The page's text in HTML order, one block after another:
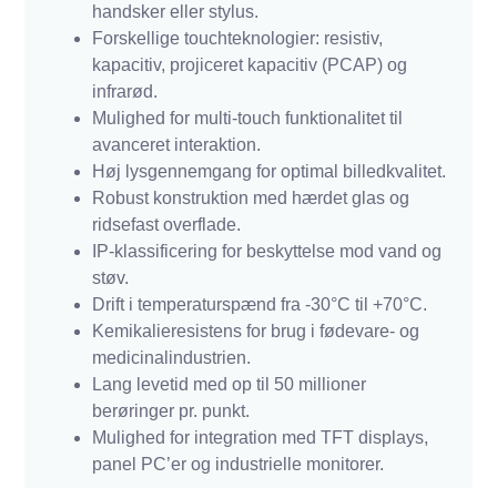
handsker eller stylus.
Forskellige touchteknologier: resistiv,
kapacitiv, projiceret kapacitiv (PCAP) og
infrarød.
Mulighed for multi-touch funktionalitet til
avanceret interaktion.
Høj lysgennemgang for optimal billedkvalitet.
Robust konstruktion med hærdet glas og
ridsefast overflade.
IP-klassificering for beskyttelse mod vand og
støv.
Drift i temperaturspænd fra -30°C til +70°C.
Kemikalieresistens for brug i fødevare- og
medicinalindustrien.
Lang levetid med op til 50 millioner
berøringer pr. punkt.
Mulighed for integration med TFT displays,
panel PC’er og industrielle monitorer.